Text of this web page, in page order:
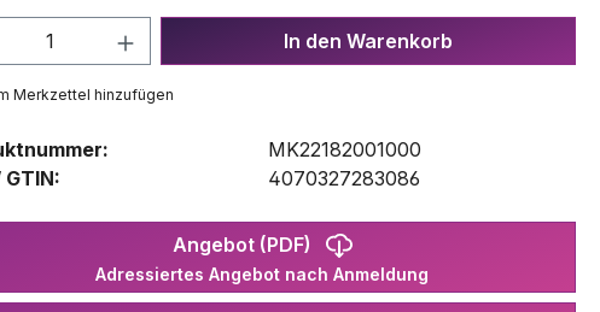
Anzahl: Gib den gewünschten Wert
In den Warenkorb
Merkzettel hinzufügen
MK22182001000
GTIN:
4070327283086
Angebot (PDF)
Adressiertes Angebot nach Anmeldung